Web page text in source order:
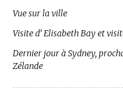
Vue sur la ville
Visite d’ Elisabeth Bay et
Dernier jour à Sydney,
Zélande